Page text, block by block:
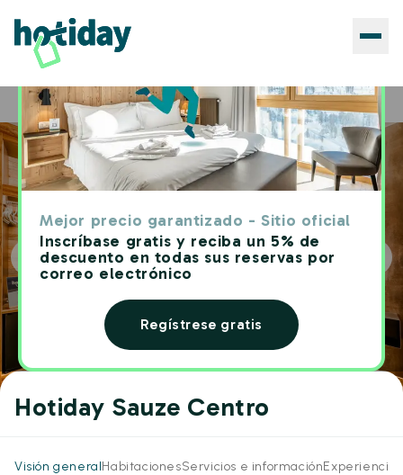
Mejor precio garantizado - Sitio oficial
Inscríbase gratis y reciba un 5% de
descuento en todas sus reservas por
correo electrónico
Regístrese gratis
Home Hoteles Hotiday Sauze Centro
Hotiday Sauze Centro
Visión generalHabitacionesServicios e informaciónExperiencias